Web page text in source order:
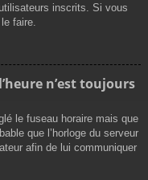
inscrits. Si vous
faire.
n’est toujours
le fuseau horaire mais que
que l’horloge du serveur
afin de lui communiquer